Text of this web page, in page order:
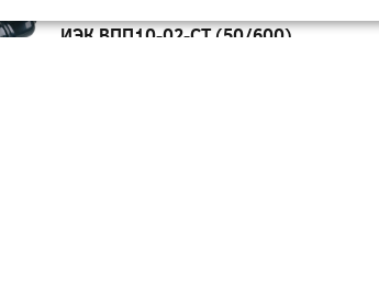
ИЭК ВПП10-02-СТ (50/600)